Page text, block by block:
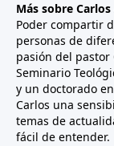
Más sobre
Poder compartir
personas de
pasión del pastor
Seminario
y un doctorado
Carlos una
temas de
fácil de entender.